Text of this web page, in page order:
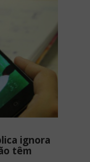
ignora
têm